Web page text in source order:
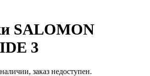
SALOMON
3
заказ недоступен.